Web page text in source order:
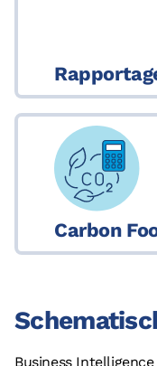
© 2026 - Boostlogix |
Privacy
Disclaimer
Algemene
Cookieverklaring
Carbon
Business